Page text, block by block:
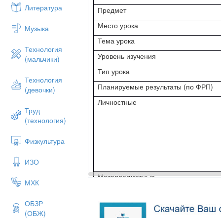
Литература
Музыка
Технология
(мальчики)
Технология
(девочки)
Труд
(технология)
Физкультура
ИЗО
МХК
ОБЗР
(ОБЖ)
Предмет
Место урока
Тема урока
Уровень изучения
Тип урока
Планируемые результаты (по ФРП)
Личностные
Метапредметные